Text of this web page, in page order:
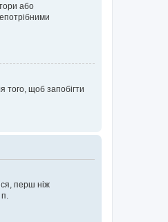
або
того, щоб запобігти
перш ніж